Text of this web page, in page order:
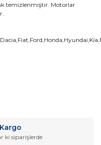
temizlenmiştir. Motorlar
ederiz.
ki siparişlerde